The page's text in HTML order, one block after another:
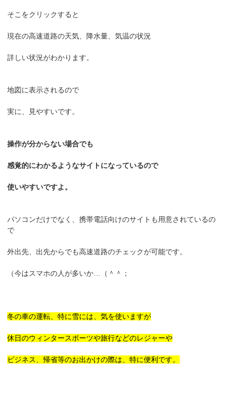
そこをクリックすると
現在の高速道路の天気、降水量、気温の状況
詳しい状況がわかります。
地図に表示されるので
実に、見やすいです。
操作が分からない場合でも
感覚的にわかるようなサイトになっているので
使いやすいですよ。
パソコンだけでなく、携帯電話向けのサイトも用意されているの
で
外出先、出先からでも高速道路のチェックが可能です。
（今はスマホの人が多いか…（＾＾；
冬の車の運転、特に雪には、気を使いますが
休日のウィンタースポーツや旅行などのレジャーや
ビジネス、帰省等のお出かけの際は、特に便利です。